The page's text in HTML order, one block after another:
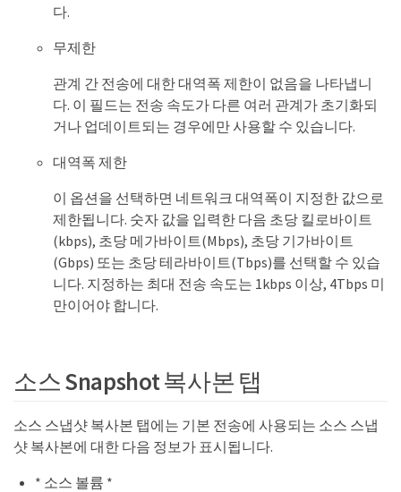
다.
무제한
관계 간 전송에 대한 대역폭 제한이 없음을 나타냅니
다. 이 필드는 전송 속도가 다른 여러 관계가 초기화되
거나 업데이트되는 경우에만 사용할 수 있습니다.
대역폭 제한
이 옵션을 선택하면 네트워크 대역폭이 지정한 값으로
제한됩니다. 숫자 값을 입력한 다음 초당 킬로바이트
(kbps), 초당 메가바이트(Mbps), 초당 기가바이트
(Gbps) 또는 초당 테라바이트(Tbps)를 선택할 수 있습
니다. 지정하는 최대 전송 속도는 1kbps 이상, 4Tbps 미
만이어야 합니다.
소스 Snapshot 복사본 탭
소스 스냅샷 복사본 탭에는 기본 전송에 사용되는 소스 스냅
샷 복사본에 대한 다음 정보가 표시됩니다.
* 소스 볼륨 *